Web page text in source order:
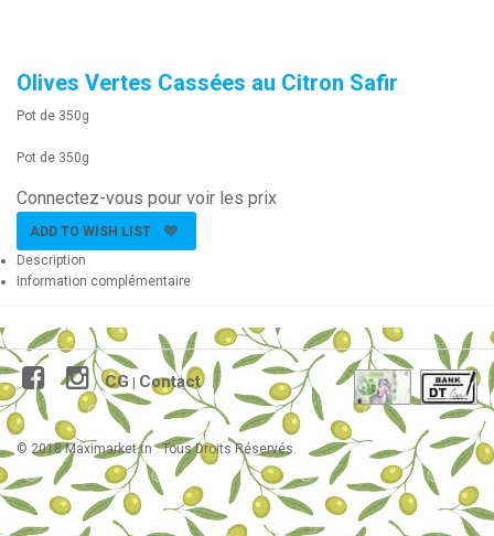
Olives Vertes Cassées au Citron Safir
Pot de 350g
Pot de 350g
Connectez-vous pour voir les prix
ADD TO WISH LIST
Description
Information complémentaire
CG Contact
© 2018 Maximarket.tn . Tous Droits Réservés.